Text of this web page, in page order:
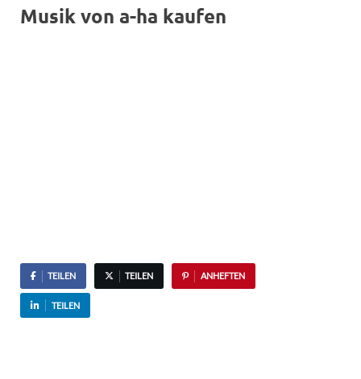
Musik von a-ha kaufen
TEILEN TEILEN ANHEFTEN
TEILEN